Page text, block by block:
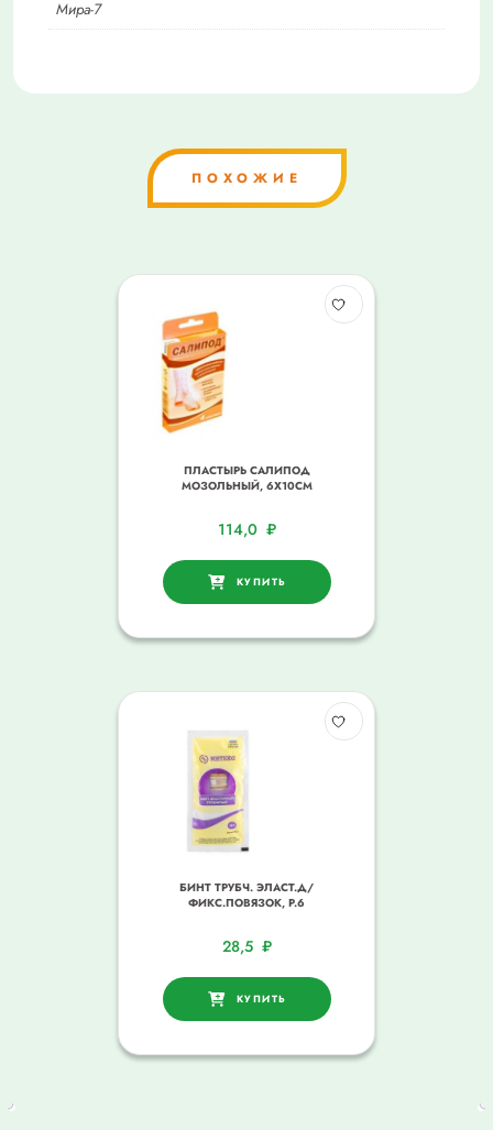
Мира-7
ПОХОЖИЕ
ПЛАСТЫРЬ САЛИПОД
МОЗОЛЬНЫЙ, 6Х10СМ
114,0 ₽
КУПИТЬ
БИНТ ТРУБЧ. ЭЛАСТ.Д/
ФИКС.ПОВЯЗОК, Р.6
28,5 ₽
КУПИТЬ